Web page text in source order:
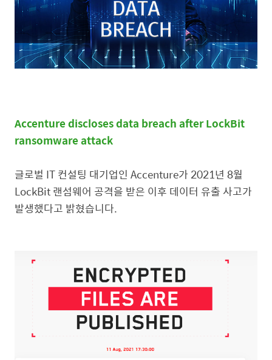
Accenture discloses data breach after LockBit
ransomware attack
글로벌 IT컨설팅 대기업인 Accenture가 2021년 8월
LockBit랜섬웨어 공격을 받은 이후 데이터 유출 사고가
발생했다고 밝혔습니다.